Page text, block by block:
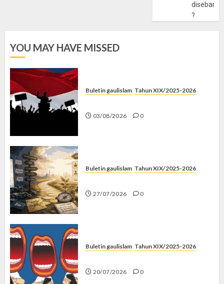
?
YOU MAY HAVE MISSED
Buletin gaulislam Tahun XIX/2025-2026
03/08/2026 0
Buletin gaulislam Tahun XIX/2025-2026
27/07/2026 0
Buletin gaulislam Tahun XIX/2025-2026
20/07/2026 0